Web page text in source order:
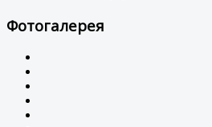
Фотогалерея